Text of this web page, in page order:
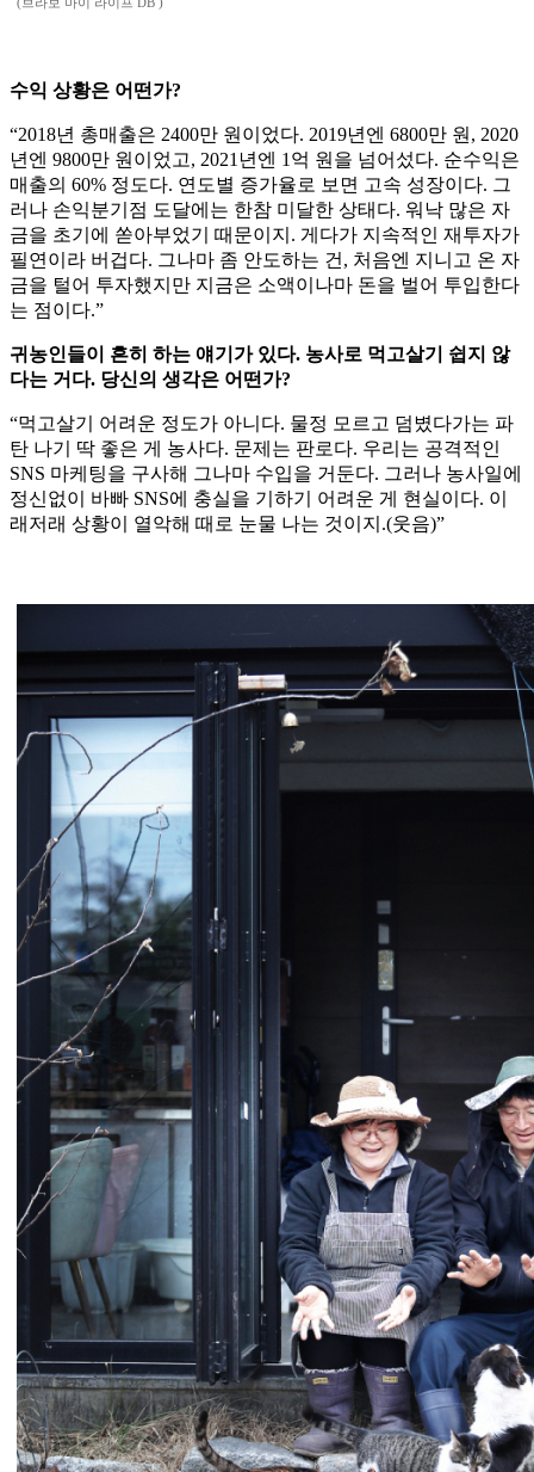
수익 상황은 어떤가?
“2018년 총매출은 2400만 원이었다. 2019년엔 6800만 원, 2020
년엔 9800만 원이었고, 2021년엔 1억 원을 넘어섰다. 순수익은
매출의 60% 정도다. 연도별 증가율로 보면 고속 성장이다. 그
러나 손익분기점 도달에는 한참 미달한 상태다. 워낙 많은 자
금을 초기에 쏟아부었기 때문이지. 게다가 지속적인 재투자가
필연이라 버겁다. 그나마 좀 안도하는 건, 처음엔 지니고 온 자
금을 털어 투자했지만 지금은 소액이나마 돈을 벌어 투입한다
는 점이다.”
귀농인들이 흔히 하는 얘기가 있다. 농사로 먹고살기 쉽지 않
다는 거다. 당신의 생각은 어떤가?
“먹고살기 어려운 정도가 아니다. 물정 모르고 덤볐다가는 파
탄 나기 딱 좋은 게 농사다. 문제는 판로다. 우리는 공격적인
SNS 마케팅을 구사해 그나마 수입을 거둔다. 그러나 농사일에
정신없이 바빠 SNS에 충실을 기하기 어려운 게 현실이다. 이
래저래 상황이 열악해 때로 눈물 나는 것이지.(웃음)”